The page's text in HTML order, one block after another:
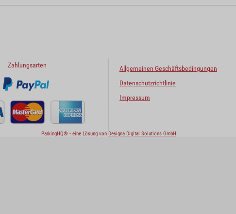
Zahlungsarten
Allgemeinen Geschäftsbedingungen
Datenschutzrichtlinie
Impressum
ParkingHQ® - eine Lösung von Designa Digital Solutions GmbH